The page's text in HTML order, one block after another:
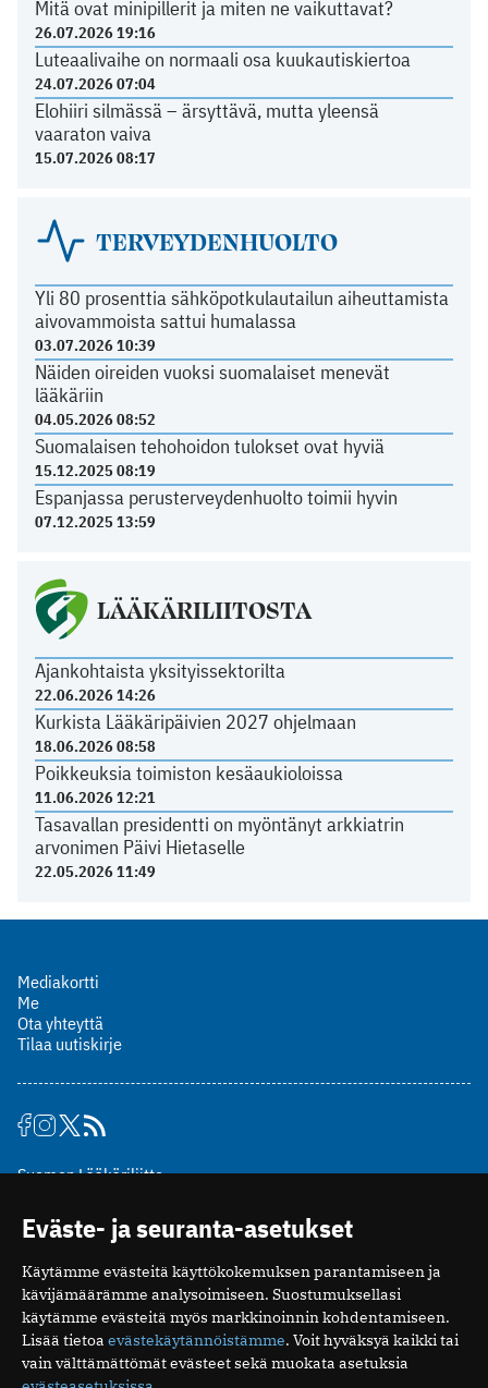
Mitä ovat minipillerit ja miten ne vaikuttavat?
26.07.2026 19:16
Luteaalivaihe on normaali osa kuukautiskiertoa
24.07.2026 07:04
Elohiiri silmässä – ärsyttävä, mutta yleensä
vaaraton vaiva
15.07.2026 08:17
TERVEYDENHUOLTO
Yli 80 prosenttia sähköpotkulautailun aiheuttamista
aivovammoista sattui humalassa
03.07.2026 10:39
Näiden oireiden vuoksi suomalaiset menevät
lääkäriin
04.05.2026 08:52
Suomalaisen tehohoidon tulokset ovat hyviä
15.12.2025 08:19
Espanjassa perusterveydenhuolto toimii hyvin
07.12.2025 13:59
LÄÄKÄRILIITOSTA
Ajankohtaista yksityissektorilta
22.06.2026 14:26
Kurkista Lääkäripäivien 2027 ohjelmaan
18.06.2026 08:58
Poikkeuksia toimiston kesäaukioloissa
11.06.2026 12:21
Tasavallan presidentti on myöntänyt arkkiatrin
arvonimen Päivi Hietaselle
22.05.2026 11:49
Mediakortti
Me
Ota yhteyttä
Tilaa uutiskirje
Suomen Lääkäriliitto
00510 Helsinki
puh. (09) 393 091
toimitus@potilaanlaakarilehti.fi
ISSN 2323-9476
Eväste- ja seuranta-asetukset
Käytämme evästeitä käyttökokemuksen parantamiseen ja
kävijämäärämme analysoimiseen. Suostumuksellasi
käytämme evästeitä myös markkinoinnin kohdentamiseen.
Lisää tietoa evästekäytännöistämme. Voit hyväksyä kaikki tai
vain välttämättömät evästeet sekä muokata asetuksia